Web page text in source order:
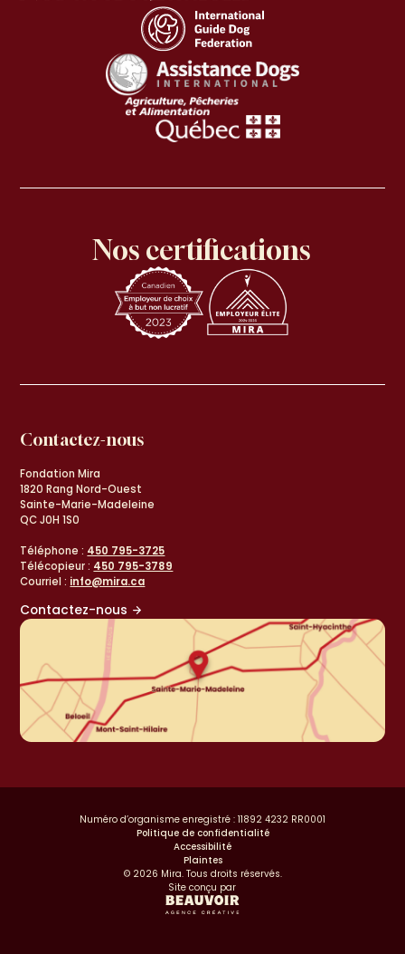
Nos certifications
Contactez-nous
Fondation Mira
1820 Rang Nord-Ouest
Sainte-Marie-Madeleine
QC J0H 1S0
Téléphone : 450 795-3725
Télécopieur : 450 795-3789
Courriel : info@mira.ca
Contactez-nous
Numéro d’organisme enregistré : 11892 4232 RR0001
Politique de confidentialité
Accessibilité
Plaintes
© 2026 Mira. Tous droits réservés.
Site conçu par